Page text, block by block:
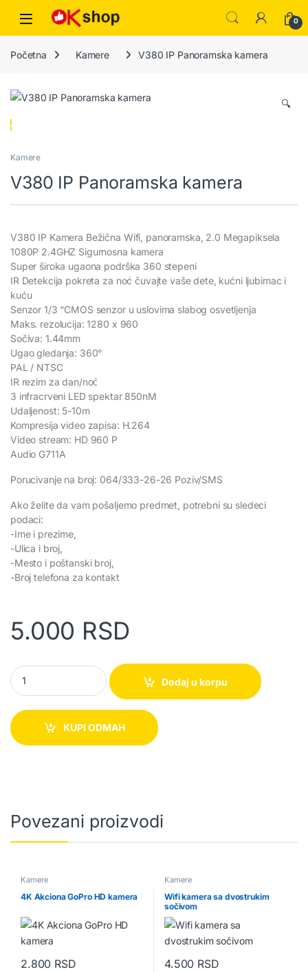
0
Početna Kamere V380 IP Panoramska kamera
🔍
Kamere
V380 IP Panoramska kamera
V380 IP Kamera Bežična Wifi, panoramska, 2.0 Megapiksela
1080P 2.4GHZ Sigurnosna kamera
Super široka ugaona podrška 360 stepeni
IR Detekcija pokreta za noć čuvajte vaše dete, kućni ljubimac i
kuću
Senzor 1/3 “CMOS senzor u uslovima slabog osvetljenja
Maks. rezolucija: 1280 x 960
Sočiva: 1.44mm
Ugao gledanja: 360°
PAL / NTSC
IR rezim za dan/noć
3 infracrveni LED spektar 850nM
Udaljenost: 5-10m
Kompresija video zapisa: H.264
Video stream: HD 960 P
Audio G711A
Porucivanje na broj: 064/333-26-26 Poziv/SMS
Ako želite da vam pošaljemo predmet, potrebni su sledeci
podaci:
-Ime i prezime,
-Ulica i broj,
-Mesto i poštanski broj,
-Broj telefona za kontakt
5.000 RSD
V380 IP Panoramska kamera quantity
Dodaj u korpu
KUPI ODMAH
Povezani proizvodi
Kamere
4K Akciona GoPro HD kamera
2.800 RSD
Kamere
Wifi kamera sa dvostrukim
sočivom
4.500 RSD